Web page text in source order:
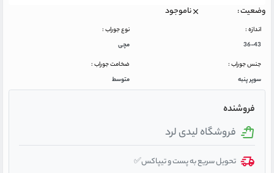
وضعیت : ناموجود
اندازه :
36-43
نوع جوراب :
مچی
جنس جوراب :
سوپر پنبه
ضخامت جوراب :
متوسط
فروشنده
فروشگاه لیدی لرد
تحویل سریع به پست و تیپاکس✅